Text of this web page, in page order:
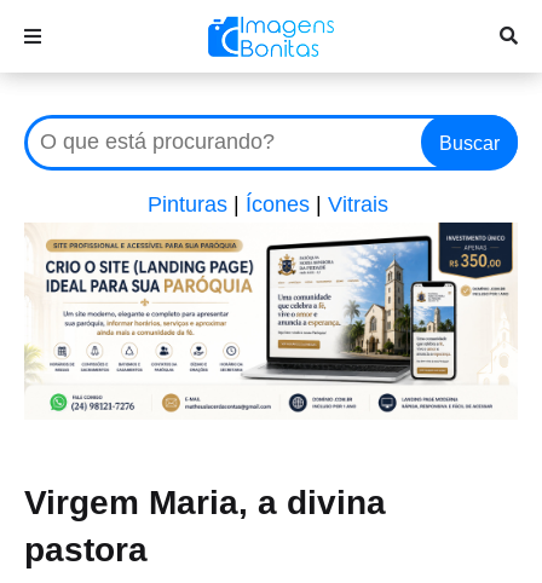
Buscar
Pinturas Ícones Vitrais
Virgem Maria, a divina
pastora